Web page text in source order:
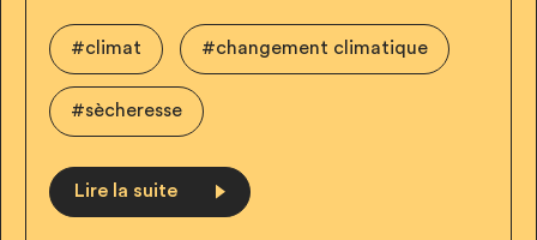
#climat #changement climatique
#sècheresse
Lire la suite